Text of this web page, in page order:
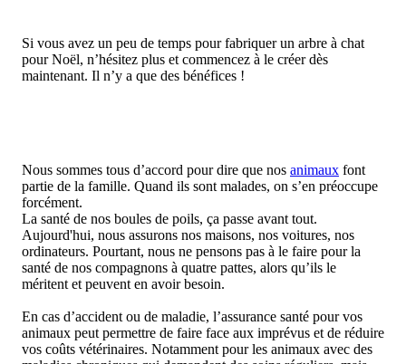
Si vous avez un peu de temps pour fabriquer un arbre à chat
pour Noël, n’hésitez plus et commencez à le créer dès
maintenant. Il n’y a que des bénéfices !
Nous sommes tous d’accord pour dire que nos animaux font
partie de la famille. Quand ils sont malades, on s’en préoccupe
forcément.
La santé de nos boules de poils, ça passe avant tout.
Aujourd'hui, nous assurons nos maisons, nos voitures, nos
ordinateurs. Pourtant, nous ne pensons pas à le faire pour la
santé de nos compagnons à quatre pattes, alors qu’ils le
méritent et peuvent en avoir besoin.
En cas d’accident ou de maladie, l’assurance santé pour vos
animaux peut permettre de faire face aux imprévus et de réduire
vos coûts vétérinaires. Notamment pour les animaux avec des